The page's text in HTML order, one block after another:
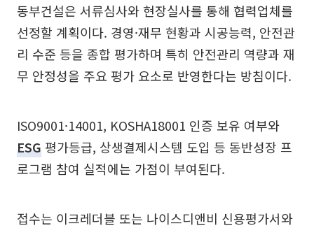
동부건설은 서류심사와 현장실사를 통해 협력업체를
선정할 계획이다. 경영·재무 현황과 시공능력, 안전관
리 수준 등을 종합 평가하며 특히 안전관리 역량과 재
무 안정성을 주요 평가 요소로 반영한다는 방침이다.
ISO9001·14001, KOSHA18001 인증 보유 여부와
ESG 평가등급, 상생결제시스템 도입 등 동반성장 프
로그램 참여 실적에는 가점이 부여된다.
접수는 이크레더블 또는 나이스디앤비 신용평가서와